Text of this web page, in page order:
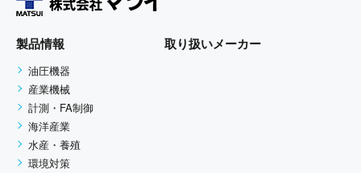
製品情報
油圧機器
産業機械
計測・FA制御
海洋産業
水産・養殖
環境対策
取り扱いメーカー